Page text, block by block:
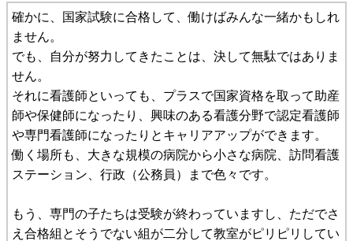
確かに、国家試験に合格して、働けばみんな一緒かもしれ
ません。
でも、自分が努力してきたことは、決して無駄ではありま
せん。
それに看護師といっても、プラスで国家資格を取って助産
師や保健師になったり、興味のある看護分野で認定看護師
や専門看護師になったりとキャリアアップができます。
働く場所も、大きな規模の病院から小さな病院、訪問看護
ステーション、行政（公務員）まで色々です。
もう、専門の子たちは受験が終わっていますし、ただでさ
え合格組とそうでない組が二分して教室がピリピリしてい